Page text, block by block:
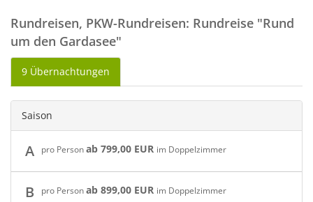
Rundreisen, PKW-Rundreisen: Rundreise "Rund
um den Gardasee"
9 Übernachtungen
Saison
A pro Personab 799,00 EUR im Doppelzimmer
B pro Personab 899,00 EUR im Doppelzimmer